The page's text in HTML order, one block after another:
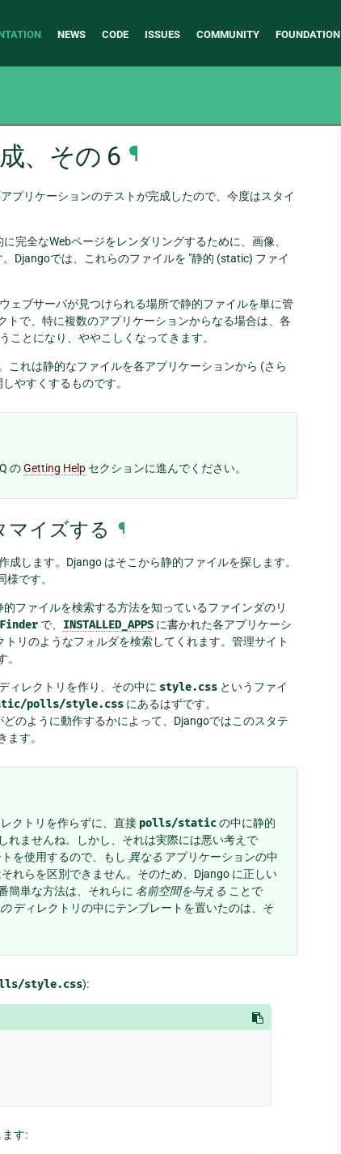
NEWS CODE ISSUES COMMUNITY FOUNDATION
、その 6 ¶
プリケーションのテストが完成したので、今度はスタイ
完全なWebページをレンダリングするために、画像、
Djangoでは、これらのファイルを "静的 (static) ファイ
ェブサーバが見つけられる場所で静的ファイルを単に管
で、特に複数のアプリケーションからなる場合は、各
ことになり、ややこしくなってきます。
これは静的なファイルを各アプリケーションから (さら
やすくするものです。
のGetting Help セクションに進んでください。
マイズする ¶
成します。Django はそこから静的ファイルを探します。
です。
ファイルを検索する方法を知っているファインダのリ
で、 INSTALLED_APPS に書かれた各アプリケーシ
トリのようなフォルダを検索してくれます。管理サイト
ィレクトリを作り、その中に style.css というファイ
polls/style.css にあるはずです。
のように動作するかによって、Djangoではこのスタテ
ます。
クトリを作らずに、直接 polls/staticの中に静的
れませんね。しかし、それは実際には悪い考えで
を使用するので、もし 異なる アプリケーションの中
れらを区別できません。そのため、Django に正しい
簡単な方法は、それらに 名前空間を与える ことで
ディレクトリの中にテンプレートを置いたのは、そ
style.css):
す: